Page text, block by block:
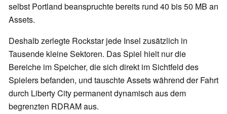
selbst Portland beanspruchte bereits rund 40 bis 50 MB an
Assets.
Deshalb zerlegte Rockstar jede Insel zusätzlich in
Tausende kleine Sektoren. Das Spiel hielt nur die
Bereiche im Speicher, die sich direkt im Sichtfeld des
Spielers befanden, und tauschte Assets während der Fahrt
durch Liberty City permanent dynamisch aus dem
begrenzten RDRAM aus.